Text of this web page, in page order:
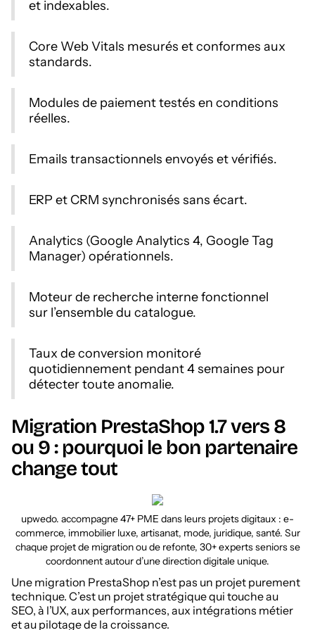
et indexables.
Core Web Vitals mesurés et conformes aux
standards.
Modules de paiement testés en conditions
réelles.
Emails transactionnels envoyés et vérifiés.
ERP et CRM synchronisés sans écart.
Analytics (Google Analytics 4, Google Tag
Manager) opérationnels.
Moteur de recherche interne fonctionnel
sur l’ensemble du catalogue.
Taux de conversion monitoré
quotidiennement pendant 4 semaines pour
détecter toute anomalie.
Migration PrestaShop 1.7 vers 8
ou 9 : pourquoi le bon partenaire
change tout
upwedo. accompagne 47+ PME dans leurs projets digitaux : e-
commerce, immobilier luxe, artisanat, mode, juridique, santé. Sur
chaque projet de migration ou de refonte, 30+ experts seniors se
coordonnent autour d’une direction digitale unique.
Une migration PrestaShop n’est pas un projet purement
technique. C’est un projet stratégique qui touche au
SEO, à l’UX, aux performances, aux intégrations métier
et au pilotage de la croissance.